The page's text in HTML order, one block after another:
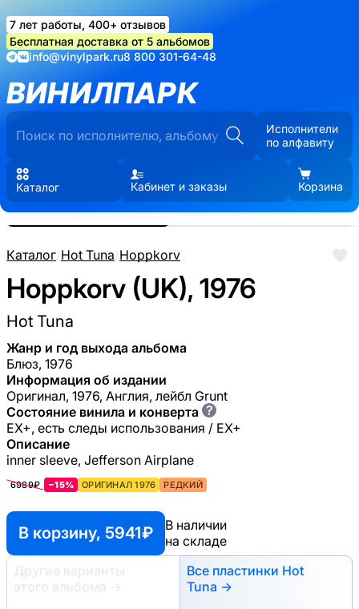
7 лет работы, 400+ отзывов
Бесплатная доставка от 5 альбомов
info@vinylpark.ru8 800 301-64-48
ВИНИЛПАРК
Исполнители
по алфавиту
Каталог Кабинет и заказы Корзина
Каталог/Hot Tuna/Hoppkorv
Hoppkorv (UK), 1976
Hot Tuna
Жанр и год выхода альбома
Блюз, 1976
Информация об издании
Оригинал, 1976, Англия, лейбл Grunt
Состояние винила и конверта ?
EX+, есть следы использования / EX+
Описание
inner sleeve, Jefferson Airplane
6989₽ −15% ОРИГИНАЛ 1976 РЕДКИЙ
В корзину, 5941 ₽
В наличии
на складе
Другие варианты
этого альбома
→
Все пластинки Hot
Tuna →
Реальные фото пластинки.
Нажмите, чтобы увеличить